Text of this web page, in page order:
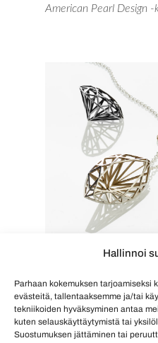
Hallinnoi
Parhaan kokemuksen tarjoamiseksi
evästeitä, tallentaaksemme ja/tai
tekniikoiden hyväksyminen antaa
kuten selauskäyttäytymistä tai
Suostumuksen jättäminen tai
American Pearl Design
Hanna Korhosen 4C-
Yhdeksi
Hanna mainitsee